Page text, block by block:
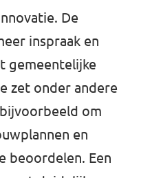
De
inspraak en
gemeentelijke
zet onder andere
om
en
beoordelen. Een